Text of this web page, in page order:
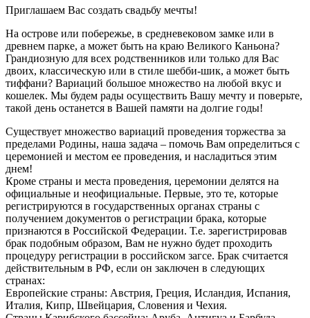
Приглашаем Вас создать свадьбу мечты!
На острове или побережье, в средневековом замке или в
древнем парке, а может быть на краю Великого Каньона?
Грандиозную для всех родственников или только для Вас
двоих, классическую или в стиле шебби-шик, а может быть
тиффани? Вариаций большое множество на любой вкус и
кошелек. Мы будем рады осуществить Вашу мечту и поверьте,
такой день останется в Вашей памяти на долгие годы!
Существует множество вариаций проведения торжества за
пределами Родины, наша задача – помочь Вам определиться с
церемонией и местом ее проведения, и насладиться этим
днем!
Кроме страны и места проведения, церемонии делятся на
официальные и неофициальные. Первые, это те, которые
регистрируются в государственных органах страны с
получением документов о регистрации брака, которые
признаются в Российской Федерации. Т.е. зарегистрировав
брак подобным образом, Вам не нужно будет проходить
процедуру регистрации в российском загсе. Брак считается
действительным в РФ, если он заключен в следующих
странах:
Европейские страны: Австрия, Греция, Исландия, Испания,
Италия, Кипр, Швейцария, Словения и Чехия.